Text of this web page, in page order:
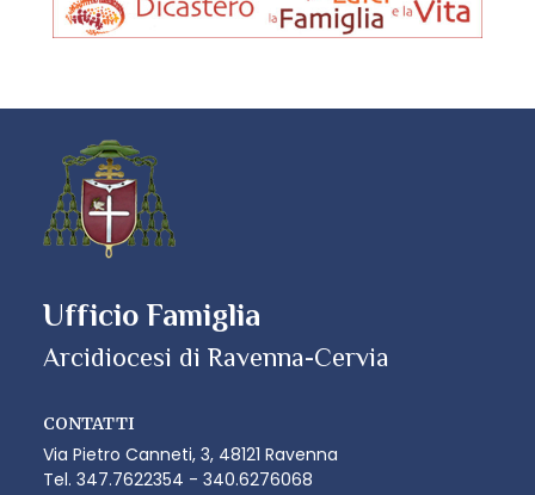
Ufficio Famiglia
CONTATTI
Via Pietro Canneti, 3, 48121 Ravenna
Tel. 347.7622354 - 340.6276068